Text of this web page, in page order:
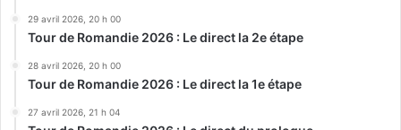
29 avril 2026, 20 h 00
Tour de Romandie 2026 : Le direct la 2e étape
28 avril 2026, 20 h 00
Tour de Romandie 2026 : Le direct la 1e étape
27 avril 2026, 21 h 04